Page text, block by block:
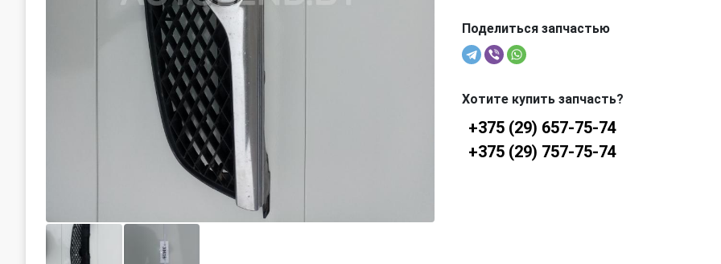
Поделиться запчастью
Хотите купить запчасть?
+375 (29) 657-75-74
+375 (29) 757-75-74